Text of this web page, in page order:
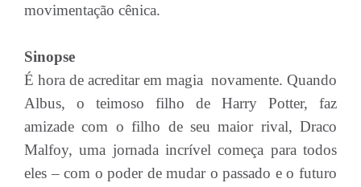
movimentação cênica.
Sinopse
É hora de acreditar em magia novamente. Quando
Albus, o teimoso filho de Harry Potter, faz
amizade com o filho de seu maior rival, Draco
Malfoy, uma jornada incrível começa para todos
eles – com o poder de mudar o passado e o futuro